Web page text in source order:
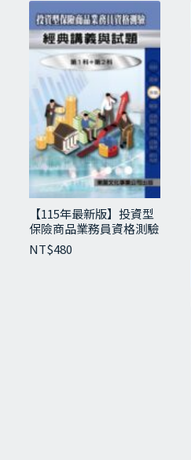
重點精華
綜合模擬測驗（第一回）
綜合模擬測驗（第二回）
綜合模擬測驗（第三回）
相關商品
【115年最新版】投資型
保險商品業務員資格測驗
經典講義與試題
NT$480